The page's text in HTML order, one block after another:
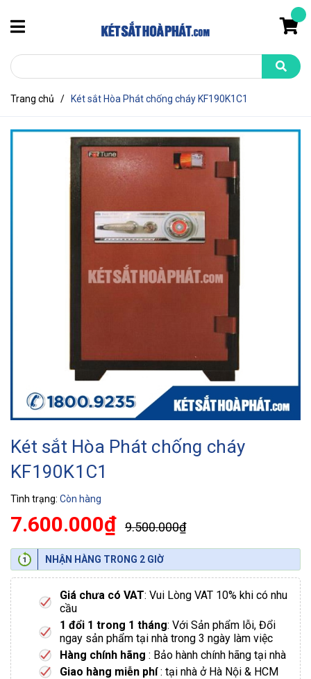
Trang chủ / Két sắt Hòa Phát chống cháy KF190K1C1
Két sắt Hòa Phát chống cháy
KF190K1C1
Tình trạng: Còn hàng
7.600.000₫ 9.500.000₫
NHẬN HÀNG TRONG 2 GIỜ
Giá chưa có VAT: Vui Lòng VAT 10% khi có nhu
cầu
1 đổi 1 trong 1 tháng: Với Sản phẩm lỗi, Đổi
ngay sản phẩm tại nhà trong 3 ngày làm việc
Hàng chính hãng : Bảo hành chính hãng tại nhà
Giao hàng miễn phí: tại nhà ở Hà Nội & HCM